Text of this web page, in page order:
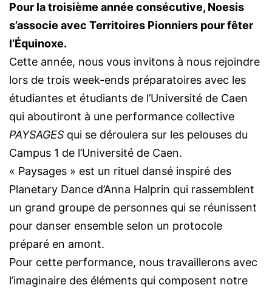
Pour la troisième année consécutive, Noesis
s’associe avec Territoires Pionniers pour fêter
l’Équinoxe.
Cette année, nous vous invitons à nous rejoindre
lors de trois week-ends préparatoires avec les
étudiantes et étudiants de l’Université de Caen
qui aboutiront à une performance collective
PAYSAGES qui se déroulera sur les pelouses du
Campus 1 de l’Université de Caen.
« Paysages » est un rituel dansé inspiré des
Planetary Dance d’Anna Halprin qui rassemblent
un grand groupe de personnes qui se réunissent
pour danser ensemble selon un protocole
préparé en amont.
Pour cette performance, nous travaillerons avec
l’imaginaire des éléments qui composent notre